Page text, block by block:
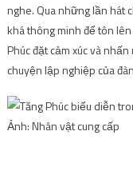
nghe. Qua những lần hát
khá thông minh để tôn lên
Phúc đặt cảm xúc và
chuyện lập nghiệp của